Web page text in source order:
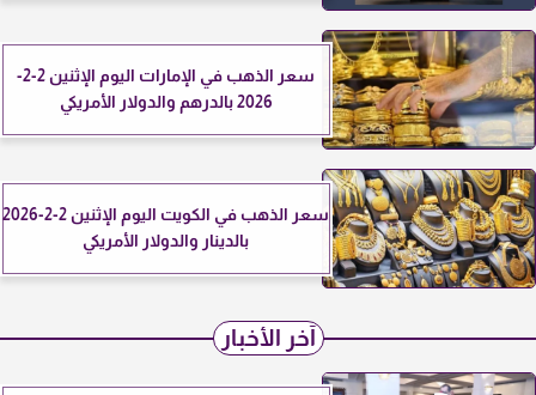
سعر الذهب في الإمارات اليوم الإثنين 2-2-
2026 بالدرهم والدولار الأمريكي
سعر الذهب في الكويت اليوم الإثنين 2-2-2026
بالدينار والدولار الأمريكي
آخر الأخبار